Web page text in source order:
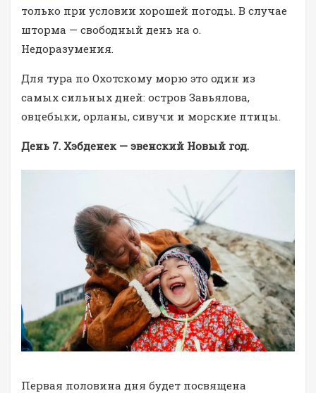
только при условии хорошей погоды. В случае
шторма — свободный день на о.
Недоразумения.
Для тура по Охотскому морю это один из
самых сильных дней: остров Завьялова,
овцебыки, орланы, сивучи и морские птицы.
День 7. Хэбденек — эвенский Новый год.
Первая половина дня будет посвящена